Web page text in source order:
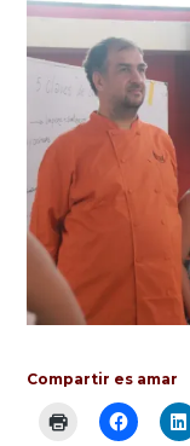
Compartir es amar